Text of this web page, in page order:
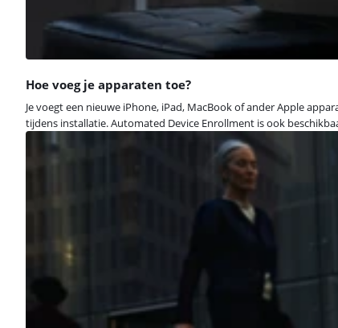
Hoe voeg je apparaten toe?
Je voegt een nieuwe iPhone, iPad, MacBook of ander Apple
tijdens installatie. Automated Device Enrollment is ook